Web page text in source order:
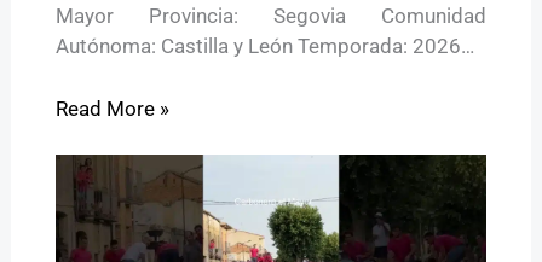
Mayor Provincia: Segovia Comunidad
Autónoma: Castilla y León Temporada: 2026…
Read More »